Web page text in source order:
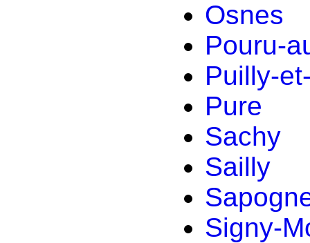
Osnes
Pouru-
Puilly-
Pure
Sachy
Sailly
Signy-